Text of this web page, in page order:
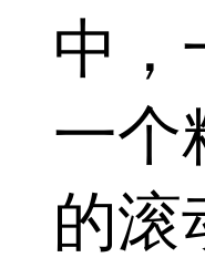
中，
一个
的滚